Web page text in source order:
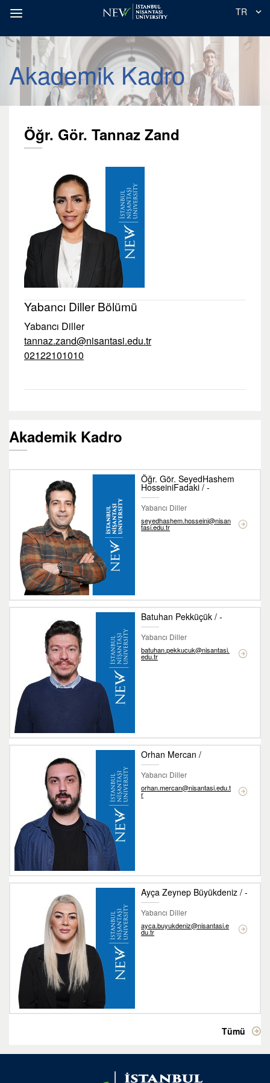
TR
Akademik Kadro
Öğr. Gör. Tannaz Zand
Yabancı Diller Bölümü
Yabancı Diller
tannaz.zand@nisantasi.edu.tr
02122101010
Akademik Kadro
Öğr. Gör. SeyedHashem
HosseiniFadaki / -
Yabancı Diller
seyedhashem.hosseini@nisan
tasi.edu.tr
Batuhan Pekküçük / -
Yabancı Diller
batuhan.pekkucuk@nisantasi.
edu.tr
Orhan Mercan /
Yabancı Diller
orhan.mercan@nisantasi.edu.t
r
Ayça Zeynep Büyükdeniz / -
Yabancı Diller
ayca.buyukdeniz@nisantasi.e
du.tr
Tümü